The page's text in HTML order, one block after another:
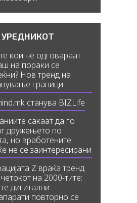
УРЕДНИКОТ
кои не одговараат
на пораки се
Нов тренд на
граници
станува BIZLife
сакаат да го
дружењето по
но вработените
не се заинтересирани
Z враќа тренд
на 2000-тите:
дигитални
повторно се